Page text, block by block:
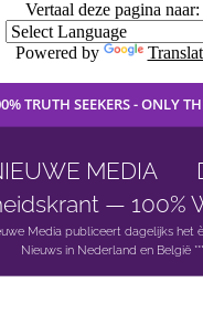
Vertaal deze pagina naar:
Powered by
TRUTH SEEKERS - ONLY
MEDIA 🟣
— 100%
Media publiceert dagelijks het
Nieuws in Nederland en België ***